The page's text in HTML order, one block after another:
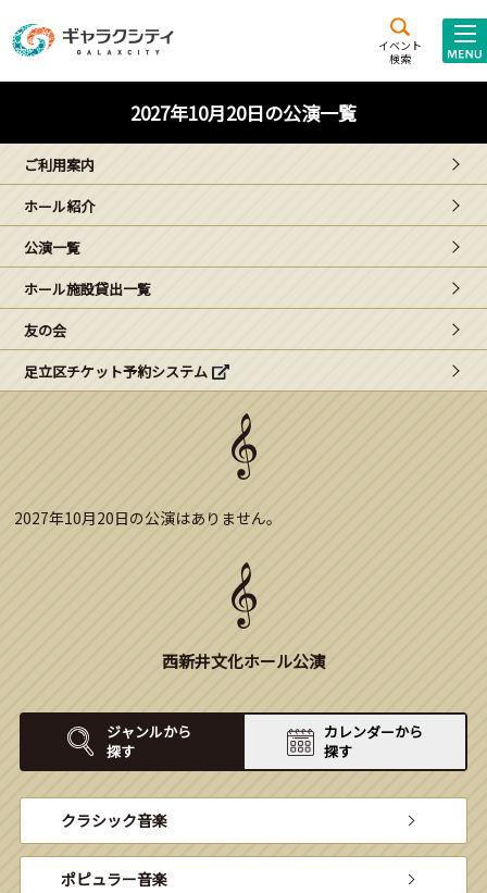
イベント
検索
施設案内
西新井
文化ホール
ギャラクシティとは
こどもみーてぃんぐ
Gがくえん
ブランドからのお知らせ
2027年10月20日の公演一覧
ご利用案内
ホール紹介
公演一覧
ホール施設貸出一覧
友の会
足立区チケット予約システム
2027年10月20日の公演はありません。
西新井文化ホール公演
ジャンルから
探す
カレンダーから
探す
クラシック音楽
ポピュラー音楽